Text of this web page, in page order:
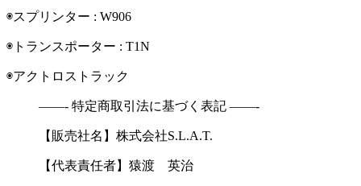
◉スプリンター : W906
◉トランスポーター : T1N
◉アクトロストラック
——- 特定商取引法に基づく表記 ——-
【販売社名】 株式会社S.L.A.T.
【代表責任者】 猿渡 英治